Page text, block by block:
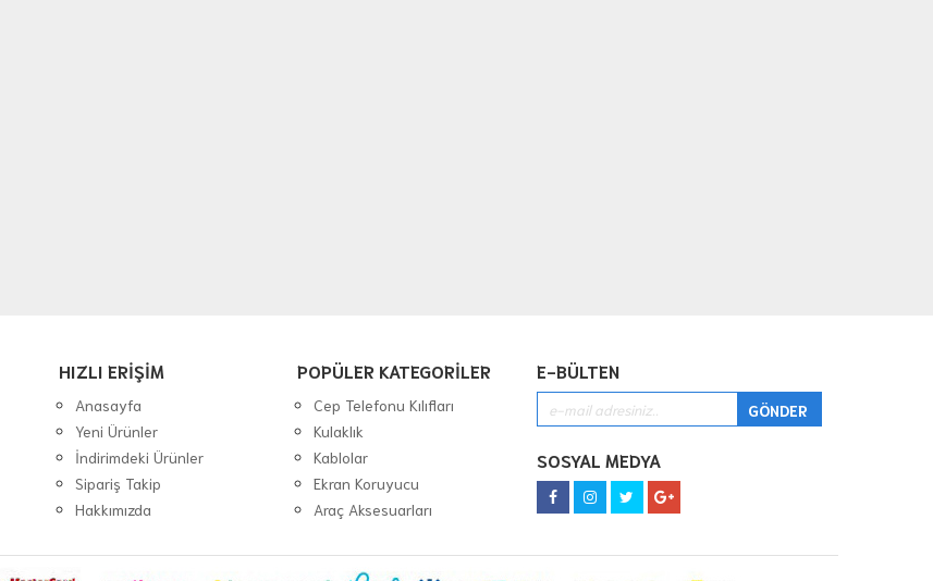
HIZLI ERİŞİM
Anasayfa
Yeni Ürünler
İndirimdeki Ürünler
Sipariş Takip
Hakkımızda
POPÜLER KATEGORİLER
Cep Telefonu Kılıfları
Kulaklık
Kablolar
Ekran Koruyucu
Araç Aksesuarları
E-BÜLTEN
SOSYAL MEDYA